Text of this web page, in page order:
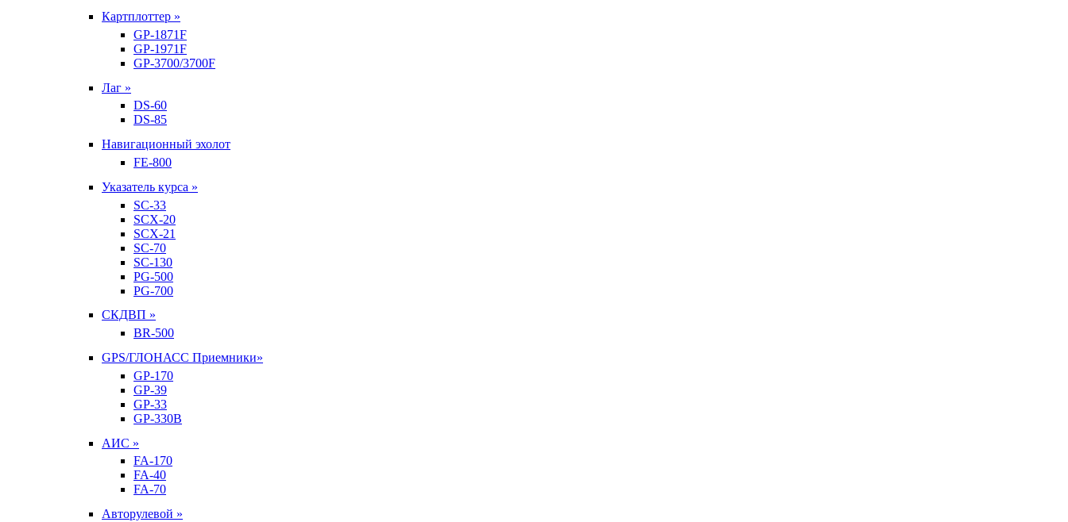
Картплоттер »
GP-1871F
GP-1971F
GP-3700/3700F
Лаг »
DS-60
DS-85
Навигационный эхолот
FE-800
Указатель курса »
SC-33
SCX-20
SCX-21
SC-70
SC-130
PG-500
PG-700
СКДВП »
BR-500
GPS/ГЛОНАСС Приемники»
GP-170
GP-39
GP-33
GP-330B
АИС »
FA-170
FA-40
FA-70
Авторулевой »